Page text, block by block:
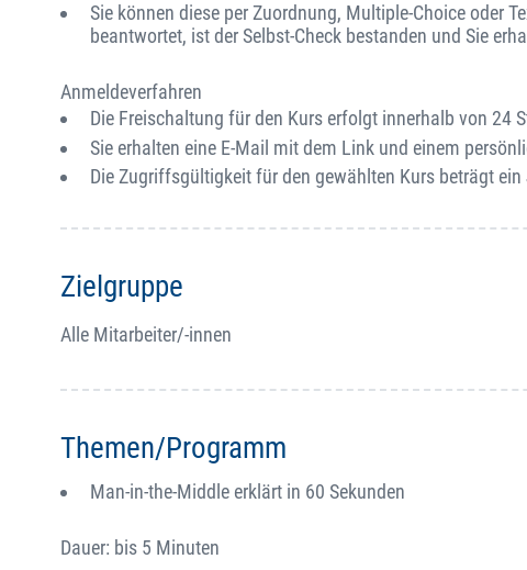
Sie können diese per Zuordnung, Multiple-Choice oder
beantwortet, ist der Selbst-Check bestanden und Sie
Anmeldeverfahren
Die Freischaltung für den Kurs erfolgt innerhalb von 24
Sie erhalten eine E-Mail mit dem Link und einem
Die Zugriffsgültigkeit für den gewählten Kurs beträgt
Zielgruppe
Alle Mitarbeiter/-innen
Themen/Programm
Man-in-the-Middle erklärt in 60 Sekunden
Dauer: bis 5 Minuten